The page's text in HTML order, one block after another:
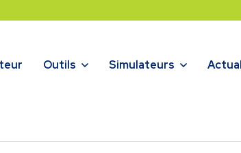
Outils Simulateurs